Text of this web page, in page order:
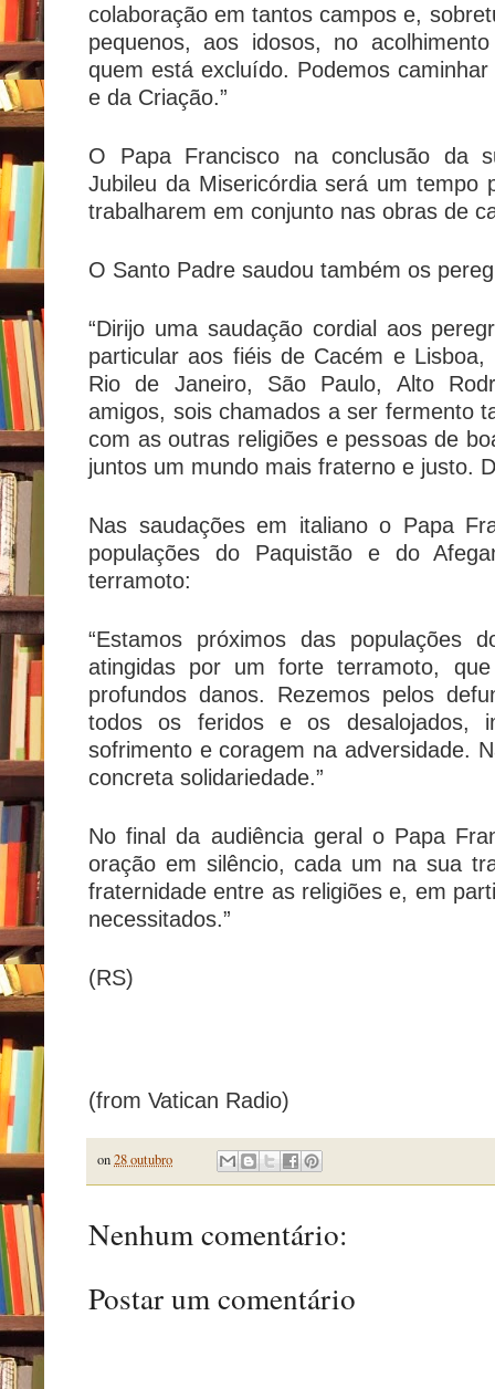
colaboração em tantos campos e,
pequenos, aos idosos, no
quem está excluído. Podemos
e da Criação.”
O Papa Francisco na conclusão da
Jubileu da Misericórdia será um tempo
trabalharem em conjunto nas obras de
O Santo Padre saudou também os
“Dirijo uma saudação cordial aos
particular aos fiéis de Cacém e
Rio de Janeiro, São Paulo, Alto
amigos, sois chamados a ser fermento
com as outras religiões e pessoas de
juntos um mundo mais fraterno e justo.
Nas saudações em italiano o Papa
populações do Paquistão e do
terramoto:
“Estamos próximos das populações
atingidas por um forte terramoto,
profundos danos. Rezemos pelos
todos os feridos e os desalojados,
sofrimento e coragem na adversidade.
concreta solidariedade.”
No final da audiência geral o Papa
oração em silêncio, cada um na sua
fraternidade entre as religiões e, em
necessitados.”
(RS)
(from Vatican Radio)
on28 outubro
Nenhum comentário:
Postar um comentário